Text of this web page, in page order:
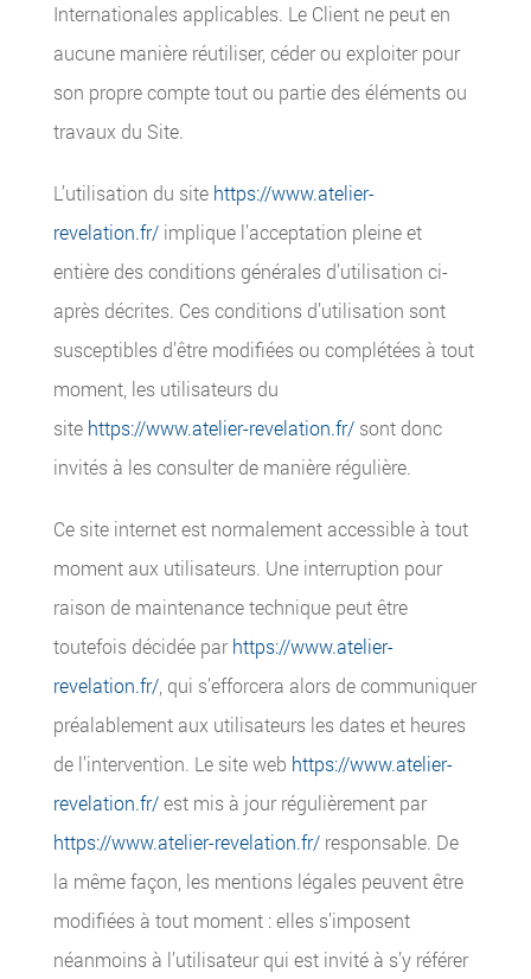
Internationales applicables. Le Client ne peut en
aucune manière réutiliser, céder ou exploiter pour
son propre compte tout ou partie des éléments ou
travaux du Site.
L’utilisation du site https://www.atelier-
revelation.fr/implique l’acceptation pleine et
entière des conditions générales d’utilisation ci-
après décrites. Ces conditions d’utilisation sont
susceptibles d’être modifiées ou complétées à tout
moment, les utilisateurs du
site https://www.atelier-revelation.fr/sont donc
invités à les consulter de manière régulière.
Ce site internet est normalement accessible à tout
moment aux utilisateurs. Une interruption pour
raison de maintenance technique peut être
toutefois décidée parhttps://www.atelier-
revelation.fr/, qui s’efforcera alors de communiquer
préalablement aux utilisateurs les dates et heures
de l’intervention. Le site web https://www.atelier-
revelation.fr/est mis à jour régulièrement par
https://www.atelier-revelation.fr/responsable. De
la même façon, les mentions légales peuvent être
modifiées à tout moment : elles s’imposent
néanmoins à l’utilisateur qui est invité à s’y référer